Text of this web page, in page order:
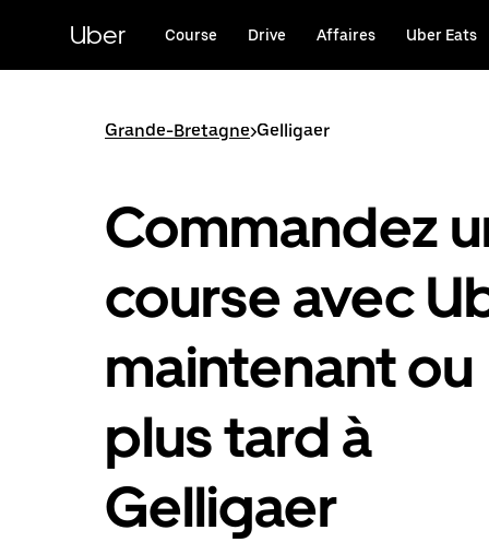
principal
Uber Course Drive Affaires Uber Eats
Grande-Bretagne>Gelligaer
Commandez
course avec
maintenant ou
plus tard à
Gelligaer